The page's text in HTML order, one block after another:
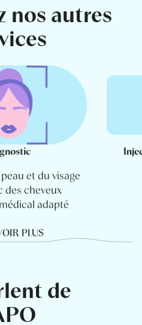
nos autres
et du visage
des cheveux
adapté
PLUS
de